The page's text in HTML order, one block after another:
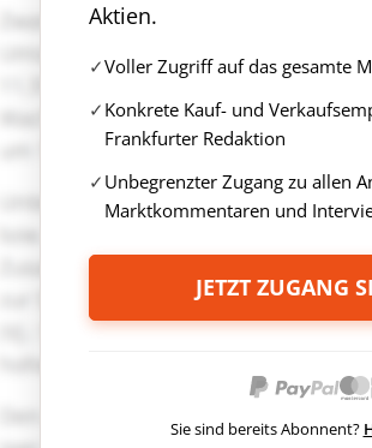
Aktien.
Voller Zugriff auf das gesamte
Konkrete Kauf- und
Frankfurter Redaktion
Unbegrenzter Zugang zu allen
Marktkommentaren und
JETZT ZUGANG
Sie sind bereits Abonnent?